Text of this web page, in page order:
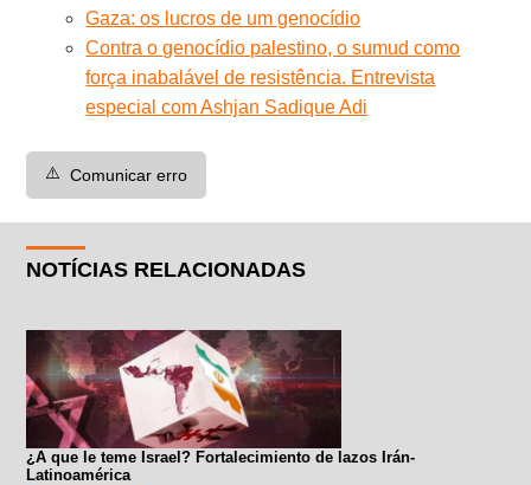
Gaza: os lucros de um genocídio
Contra o genocídio palestino, o sumud como
força inabalável de resistência. Entrevista
especial com Ashjan Sadique Adi
⚠️ Comunicar erro
NOTÍCIAS RELACIONADAS
¿A que le teme Israel? Fortalecimiento de lazos Irán-
Latinoamérica